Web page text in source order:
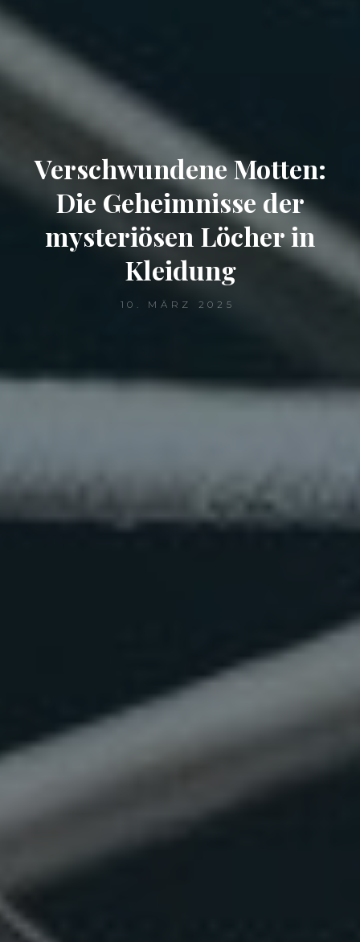
Verschwundene Motten:
Die Geheimnisse der
mysteriösen Löcher in
Kleidung
10. MÄRZ 2025